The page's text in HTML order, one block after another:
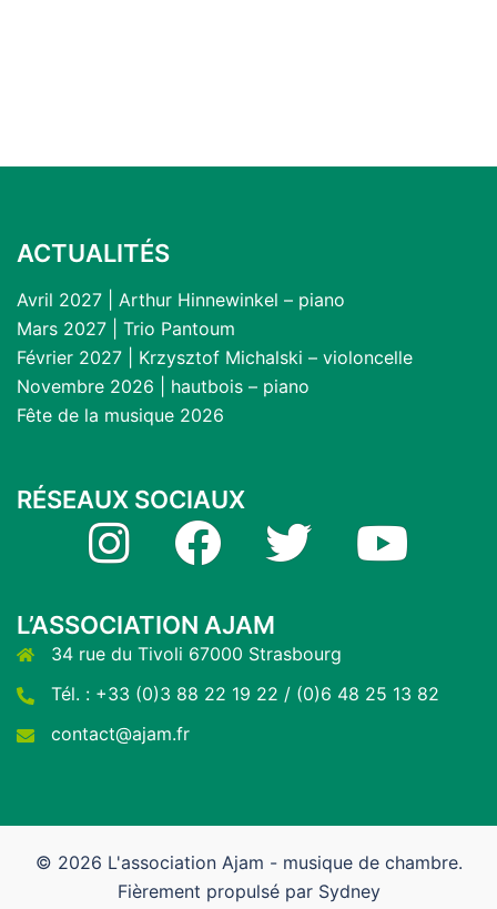
ACTUALITÉS
Avril 2027 | Arthur Hinnewinkel – piano
Mars 2027 | Trio Pantoum
Février 2027 | Krzysztof Michalski – violoncelle
Novembre 2026 | hautbois – piano
Fête de la musique 2026
RÉSEAUX SOCIAUX
Instagram Facebook Twitter
L’ASSOCIATION AJAM
34 rue du Tivoli 67000 Strasbourg
Tél. : +33 (0)3 88 22 19 22 / (0)6 48 25 13 82
contact@ajam.fr
© 2026 L'association Ajam - musique de chambre.
Fièrement propulsé par Sydney